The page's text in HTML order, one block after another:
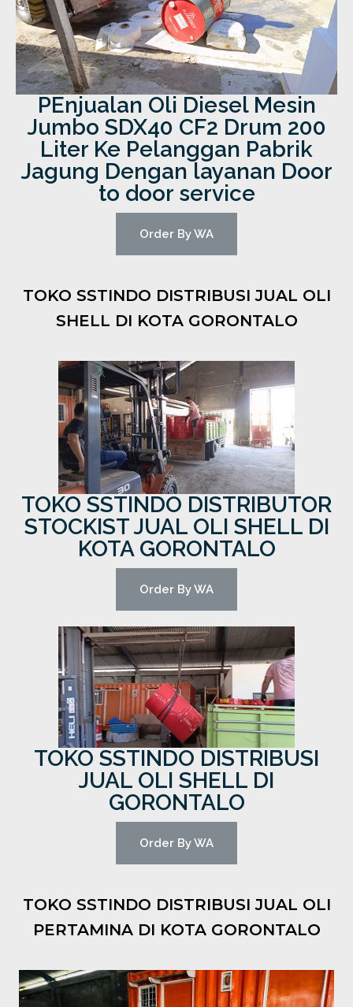
PEnjualan Oli Diesel Mesin
Jumbo SDX40 CF2 Drum 200
Liter Ke Pelanggan Pabrik
Jagung Dengan layanan Door
to door service
Order By WA
TOKO SSTINDO DISTRIBUSI JUAL OLI
SHELL DI KOTA GORONTALO
TOKO SSTINDO DISTRIBUTOR
STOCKIST JUAL OLI SHELL DI
KOTA GORONTALO
Order By WA
TOKO SSTINDO DISTRIBUSI
JUAL OLI SHELL DI
GORONTALO
Order By WA
TOKO SSTINDO DISTRIBUSI JUAL OLI
PERTAMINA DI KOTA GORONTALO